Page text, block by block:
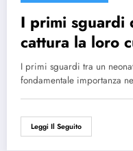
I primi sguardi
cattura la loro
I primi sguardi tra un
fondamentale importanza
Leggi Il Seguito